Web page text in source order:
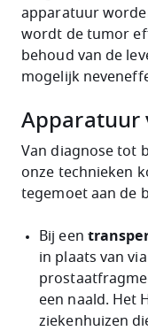
apparatuur
wordt de tumor
behoud van de
mogelijk
Apparatuur
Van diagnose tot
onze technieken
tegemoet aan de
Bij een
in plaats van
een naald. Het
ziekenhuizen